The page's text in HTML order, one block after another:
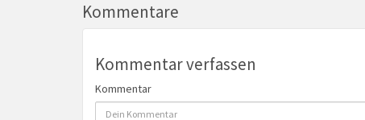
Kommentare
Kommentar verfassen
Kommentar